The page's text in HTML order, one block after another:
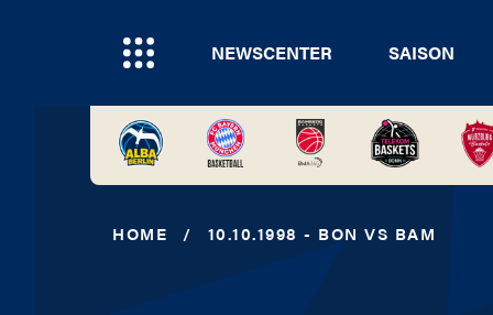
NEWSCENTER SAISON
HOME / 10.10.1998 - BON VS BAM